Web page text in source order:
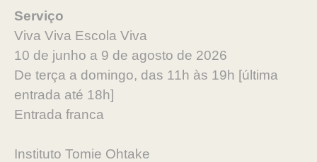
Serviço
Viva Viva Escola Viva
10 de junho a 9 de agosto de 2026
De terça a domingo, das 11h às 19h [última
entrada até 18h]
Entrada franca
Instituto Tomie Ohtake